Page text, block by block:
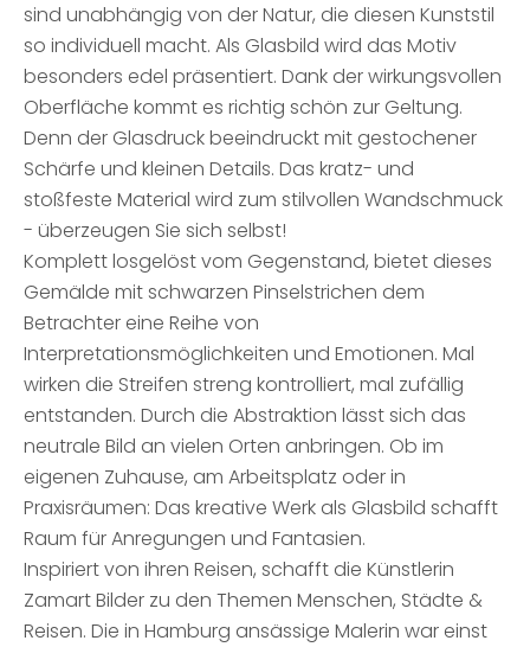
sind unabhängig von der Natur, die diesen Kunststil
so individuell macht. Als Glasbild wird das Motiv
besonders edel präsentiert. Dank der wirkungsvollen
Oberfläche kommt es richtig schön zur Geltung.
Denn der Glasdruck beeindruckt mit gestochener
Schärfe und kleinen Details. Das kratz- und
stoßfeste Material wird zum stilvollen Wandschmuck
- überzeugen Sie sich selbst!
Komplett losgelöst vom Gegenstand, bietet dieses
Gemälde mit schwarzen Pinselstrichen dem
Betrachter eine Reihe von
Interpretationsmöglichkeiten und Emotionen. Mal
wirken die Streifen streng kontrolliert, mal zufällig
entstanden. Durch die Abstraktion lässt sich das
neutrale Bild an vielen Orten anbringen. Ob im
eigenen Zuhause, am Arbeitsplatz oder in
Praxisräumen: Das kreative Werk als Glasbild schafft
Raum für Anregungen und Fantasien.
Inspiriert von ihren Reisen, schafft die Künstlerin
Zamart Bilder zu den Themen Menschen, Städte &
Reisen. Die in Hamburg ansässige Malerin war einst